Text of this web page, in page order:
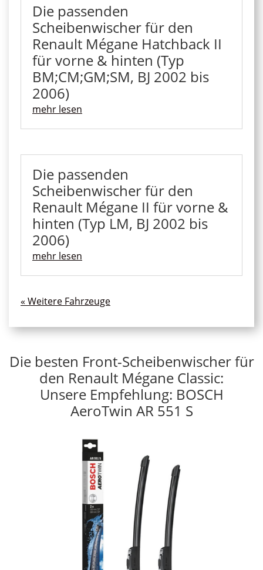
Die passenden
Scheibenwischer für den
Renault Mégane Hatchback II
für vorne & hinten (Typ
BM;CM;GM;SM, BJ 2002 bis
2006)
mehr lesen
Die passenden
Scheibenwischer für den
Renault Mégane II für vorne &
hinten (Typ LM, BJ 2002 bis
2006)
mehr lesen
Die besten Front-Scheibenwischer für
den Renault Mégane Classic:
Unsere Empfehlung: BOSCH
AeroTwin AR 551 S